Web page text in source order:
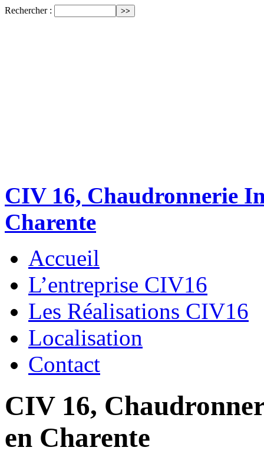
Rechercher :
CIV 16, Chaudronnerie
Charente
Accueil
L’entreprise CIV16
Les Réalisations CIV16
Localisation
Contact
CIV 16,
en Charente